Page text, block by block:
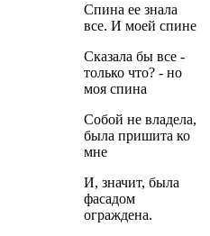
Спина ее знала
все. И моей спине
Сказала бы все -
только что? - но
моя спина
Собой не владела,
была пришита ко
мне
И, значит, была
фасадом
ограждена.